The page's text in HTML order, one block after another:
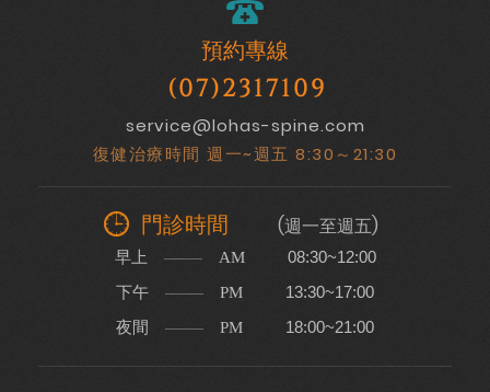
預約專線
(07)2317109
service@lohas-spine.com
復健治療時間 週一~週五 8:30～21:30
門診時間 (週一至週五)
早上 AM 08:30~12:00
下午 PM 13:30~17:00
夜間 PM 18:00~21:00